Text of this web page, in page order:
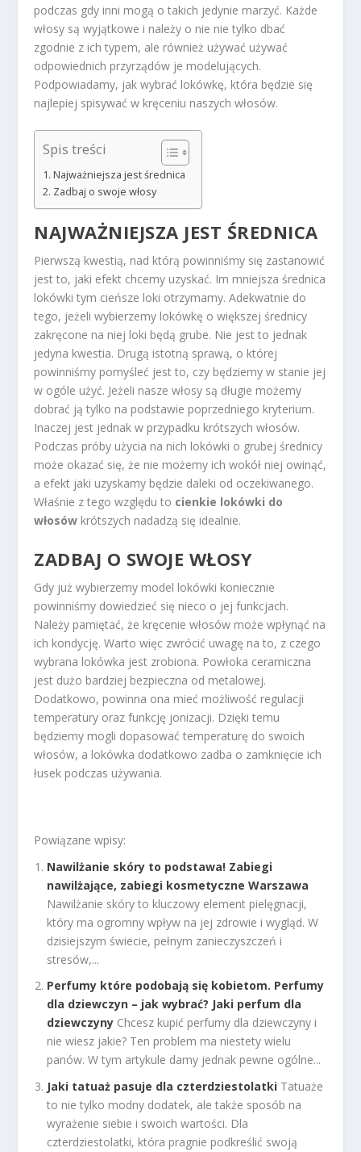
podczas gdy inni mogą o takich jedynie marzyć. Każde
włosy są wyjątkowe i należy o nie nie tylko dbać
zgodnie z ich typem, ale również używać używać
odpowiednich przyrządów je modelujących.
Podpowiadamy, jak wybrać lokówkę, która będzie się
najlepiej spisywać w kręceniu naszych włosów.
Spis treści
Najważniejsza jest średnica
Zadbaj o swoje włosy
NAJWAŻNIEJSZA JEST ŚREDNICA
Pierwszą kwestią, nad którą powinniśmy się zastanowić
jest to, jaki efekt chcemy uzyskać. Im mniejsza średnica
lokówki tym cieńsze loki otrzymamy. Adekwatnie do
tego, jeżeli wybierzemy lokówkę o większej średnicy
zakręcone na niej loki będą grube. Nie jest to jednak
jedyna kwestia. Drugą istotną sprawą, o której
powinniśmy pomyśleć jest to, czy będziemy w stanie jej
w ogóle użyć. Jeżeli nasze włosy są długie możemy
dobrać ją tylko na podstawie poprzedniego kryterium.
Inaczej jest jednak w przypadku krótszych włosów.
Podczas próby użycia na nich lokówki o grubej średnicy
może okazać się, że nie możemy ich wokół niej owinąć,
a efekt jaki uzyskamy będzie daleki od oczekiwanego.
Właśnie z tego względu to cienkie lokówki do
włosów krótszych nadadzą się idealnie.
ZADBAJ O SWOJE WŁOSY
Gdy już wybierzemy model lokówki koniecznie
powinniśmy dowiedzieć się nieco o jej funkcjach.
Należy pamiętać, że kręcenie włosów może wpłynąć na
ich kondycję. Warto więc zwrócić uwagę na to, z czego
wybrana lokówka jest zrobiona. Powłoka ceramiczna
jest dużo bardziej bezpieczna od metalowej.
Dodatkowo, powinna ona mieć możliwość regulacji
temperatury oraz funkcję jonizacji. Dzięki temu
będziemy mogli dopasować temperaturę do swoich
włosów, a lokówka dodatkowo zadba o zamknięcie ich
łusek podczas używania.
Powiązane wpisy:
Nawilżanie skóry to podstawa! Zabiegi
nawilżające, zabiegi kosmetyczne Warszawa
Nawilżanie skóry to kluczowy element pielęgnacji,
który ma ogromny wpływ na jej zdrowie i wygląd. W
dzisiejszym świecie, pełnym zanieczyszczeń i
stresów,...
Perfumy które podobają się kobietom. Perfumy
dla dziewczyn – jak wybrać? Jaki perfum dla
dziewczyny Chcesz kupić perfumy dla dziewczyny i
nie wiesz jakie? Ten problem ma niestety wielu
panów. W tym artykule damy jednak pewne ogólne...
Jaki tatuaż pasuje dla czterdziestolatki Tatuaże
to nie tylko modny dodatek, ale także sposób na
wyrażenie siebie i swoich wartości. Dla
czterdziestolatki, która pragnie podkreślić swoją